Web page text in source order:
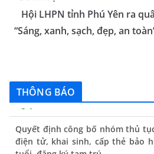
o
k
er p
n
k
Hội LHPN tỉnh Phú Yên ra
“Sáng, xanh, sạch, đẹp, an
THÔNG BÁO
hành chính tỉnh Phú Yên
Quyết định công bố nhóm thủ
điện tử, khai sinh, cấp thẻ bảo
tuổi, đăng ký tạm trú